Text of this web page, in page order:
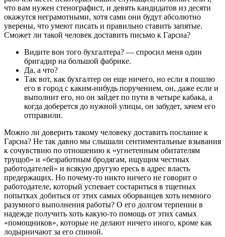
что вам нужен стенографист, и девять кандидатов из десяти
окажутся неграмотными, хотя сами они будут абсолютно
уверены, что умеют писать и правильно ставить запятые.
Сможет ли такой человек доставить письмо к Гарсиа?
Видите вон того бухгалтера? — спросил меня один
бригадир на большой фабрике.
Да, а что?
Так вот, как бухгалтер он еще ничего, но если я пошлю
его в город с каким-нибудь поручением, он, даже если и
выполнит его, но он зайдет по пути в четыре кабака, а
когда доберется до нужной улицы, он забудет, зачем его
отправили.
Можно ли доверить такому человеку доставить послание к
Гарсиа? Не так давно мы слышали сентиментальные взывания
к сочувствию по отношению к «угнетенным обитателям
трущоб» и «безработным бродягам, ищущим честных
работодателей» и всякую другую ересь в адрес власть
предержащих. Но почему-то никто ничего не говорит о
работодателе, который успевает состариться в тщетных
попытках добиться от этих самых оборванцев хоть немного
разумного выполнения работы? О его долгом терпении в
надежде получить хоть какую-то помощь от этих самых
«помощников», которые не делают ничего иного, кроме как
лодырничают за его спиной.